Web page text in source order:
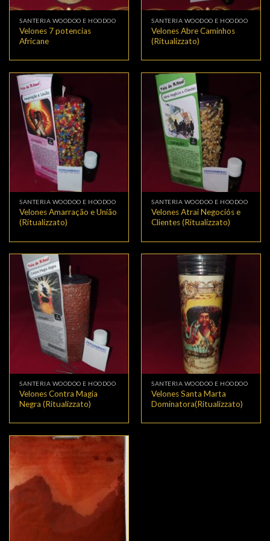
SANTERIA WOODOO E HOODOO
Velones 7 potencias
Africane
SANTERIA WOODOO E HOODOO
Velones Abre Caminhos
(Ritualizzato)
SANTERIA WOODOO E HOODOO
Velones Amarração e União
(Ritualizzato)
SANTERIA WOODOO E HOODOO
Velones Atrai Negociós e
Clientes (Ritualizzato)
SANTERIA WOODOO E HOODOO
Velones Contra Magia
Negra (Ritualizzato)
SANTERIA WOODOO E HOODOO
Velones Santa Marta
Dominatora(Ritualizzato)